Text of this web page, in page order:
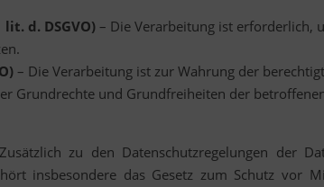
d. DSGVO) – Die Verarbeitung ist erforderlich,
– Die Verarbeitung ist zur Wahrung der
Grundrechte und Grundfreiheiten der
zu den Datenschutzregelungen der
insbesondere das Gesetz zum Schutz vor